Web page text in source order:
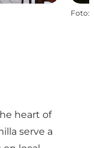
Foto:
heart of
serve a